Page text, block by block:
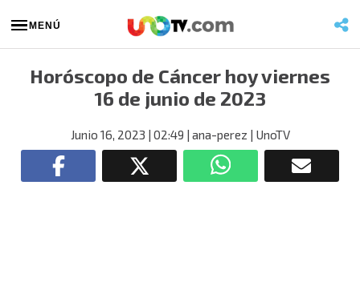
MENÚ
Horóscopo de Cáncer hoy viernes
16 de junio de 2023
Junio 16, 2023 | 02:49 | ana-perez | UnoTV